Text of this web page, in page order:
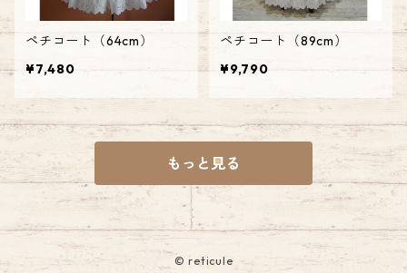
ペチコート（64cm）
¥7,480
ペチコート（89cm）
¥9,790
もっと見る
© reticule